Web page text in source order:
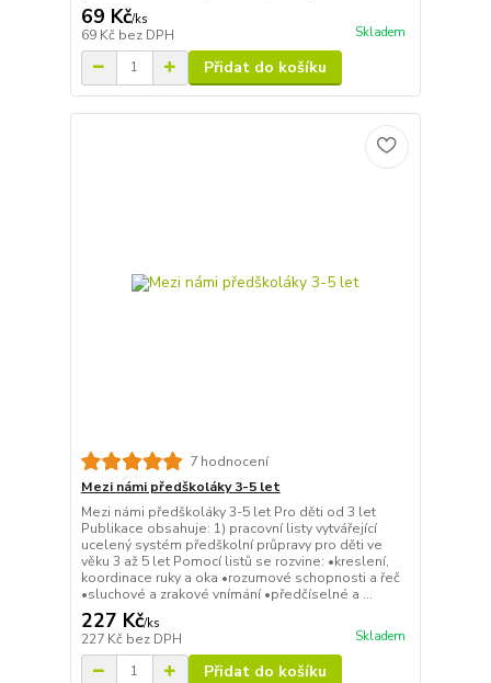
69 Kč/ks
69 Kč bez DPH Skladem
Přidat do košíku
7 hodnocení
Mezi námi předškoláky 3-5 let
Mezi námi předškoláky 3-5 let Pro děti od 3 let
Publikace obsahuje: 1) pracovní listy vytvářející
ucelený systém předškolní průpravy pro děti ve
věku 3 až 5 let Pomocí listů se rozvine: •kreslení,
koordinace ruky a oka •rozumové schopnosti a řeč
•sluchové a zrakové vnímání •předčíselné a ...
227 Kč/ks
227 Kč bez DPH Skladem
Přidat do košíku